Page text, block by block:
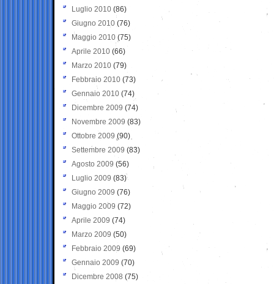
Luglio 2010 (86)
Giugno 2010 (76)
Maggio 2010 (75)
Aprile 2010 (66)
Marzo 2010 (79)
Febbraio 2010 (73)
Gennaio 2010 (74)
Dicembre 2009 (74)
Novembre 2009 (83)
Ottobre 2009 (90)
Settembre 2009 (83)
Agosto 2009 (56)
Luglio 2009 (83)
Giugno 2009 (76)
Maggio 2009 (72)
Aprile 2009 (74)
Marzo 2009 (50)
Febbraio 2009 (69)
Gennaio 2009 (70)
Dicembre 2008 (75)